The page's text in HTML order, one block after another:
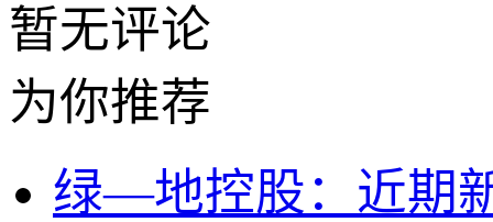
暂无评论
为你推荐
绿—地控股：近期